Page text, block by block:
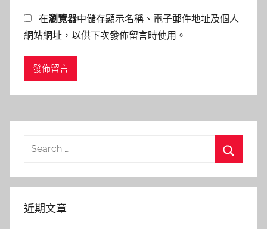
在瀏覽器中儲存顯示名稱、電子郵件地址及個人
網站網址，以供下次發佈留言時使用。
Search
近期文章